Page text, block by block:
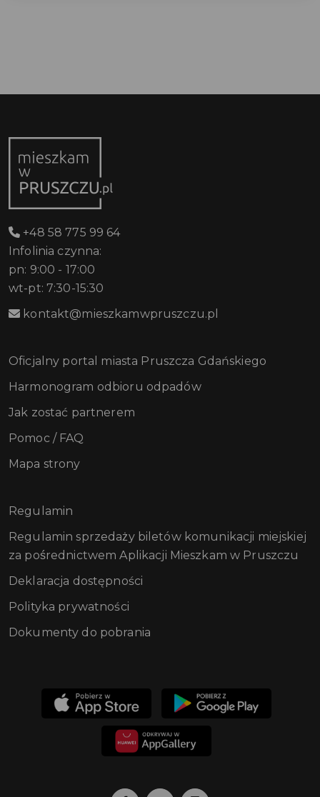
+48 58 775 99 64
Infolinia czynna:
pn: 9:00 - 17:00
wt-pt: 7:30-15:30
kontakt@mieszkamwpruszczu.pl
Oficjalny portal miasta Pruszcza Gdańskiego
Harmonogram odbioru odpadów
Jak zostać partnerem
Pomoc / FAQ
Mapa strony
Regulamin
Regulamin sprzedaży biletów komunikacji miejskiej
za pośrednictwem Aplikacji Mieszkam w Pruszczu
Deklaracja dostępności
Polityka prywatności
Dokumenty do pobrania